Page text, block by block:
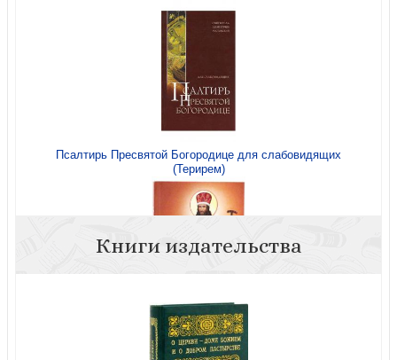
Псалтирь Пресвятой Богородице для слабовидящих
(Терирем)
Вопросы и краткие ответы о вере и о прочем,
необходимом для знания христианина
Книги издательства